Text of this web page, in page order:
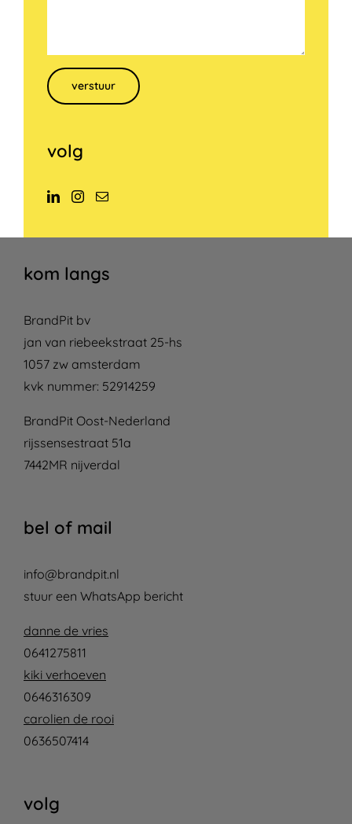
Gelieve dit veld leeg te laten.
volg
kom langs
BrandPit bv
jan van riebeekstraat 25-hs
1057 zw amsterdam
kvk nummer: 52914259
BrandPit Oost-Nederland
rijssensestraat 51a
7442MR nijverdal
bel of mail
info@brandpit.nl
stuur een WhatsApp bericht
danne de vries
0641275811
kiki verhoeven
0646316309
carolien de rooi
0636507414
volg